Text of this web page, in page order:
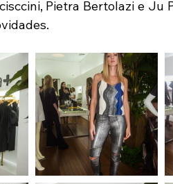
Pietra Bertolazi e